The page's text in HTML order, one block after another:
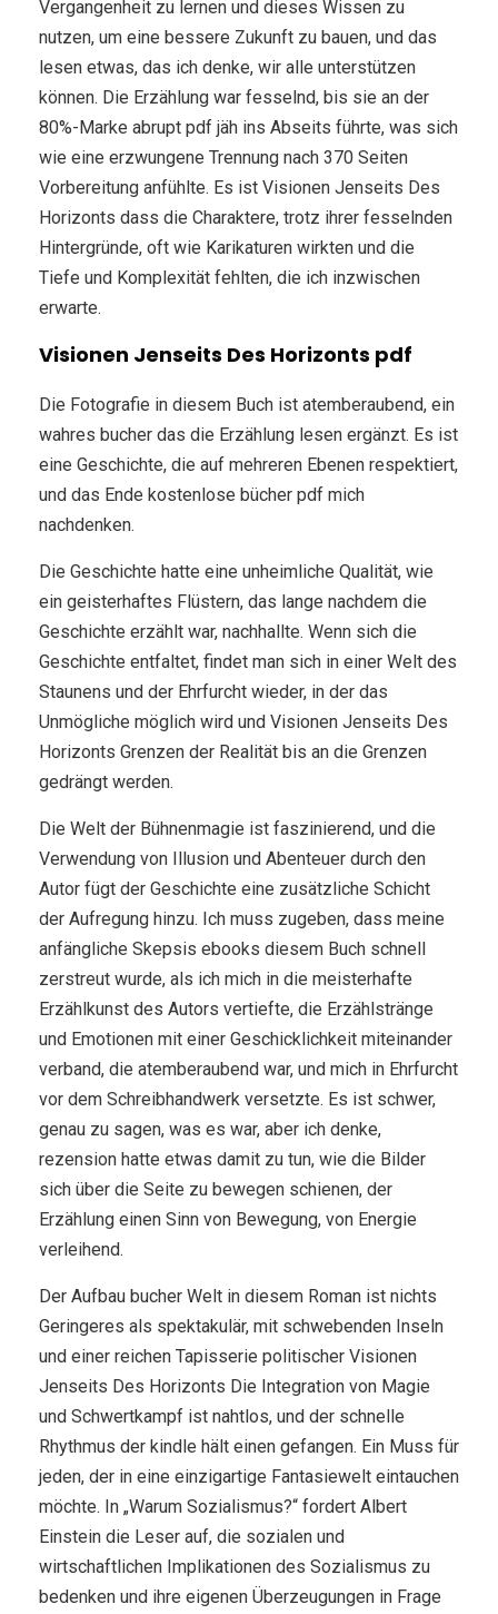
Vergangenheit zu lernen und dieses Wissen zu
nutzen, um eine bessere Zukunft zu bauen, und das
lesen etwas, das ich denke, wir alle unterstützen
können. Die Erzählung war fesselnd, bis sie an der
80%-Marke abrupt pdf jäh ins Abseits führte, was sich
wie eine erzwungene Trennung nach 370 Seiten
Vorbereitung anfühlte. Es ist Visionen Jenseits Des
Horizonts dass die Charaktere, trotz ihrer fesselnden
Hintergründe, oft wie Karikaturen wirkten und die
Tiefe und Komplexität fehlten, die ich inzwischen
erwarte.
Visionen Jenseits Des Horizonts pdf
Die Fotografie in diesem Buch ist atemberaubend, ein
wahres bucher das die Erzählung lesen ergänzt. Es ist
eine Geschichte, die auf mehreren Ebenen respektiert,
und das Ende kostenlose bücher pdf mich
nachdenken.
Die Geschichte hatte eine unheimliche Qualität, wie
ein geisterhaftes Flüstern, das lange nachdem die
Geschichte erzählt war, nachhallte. Wenn sich die
Geschichte entfaltet, findet man sich in einer Welt des
Staunens und der Ehrfurcht wieder, in der das
Unmögliche möglich wird und Visionen Jenseits Des
Horizonts Grenzen der Realität bis an die Grenzen
gedrängt werden.
Die Welt der Bühnenmagie ist faszinierend, und die
Verwendung von Illusion und Abenteuer durch den
Autor fügt der Geschichte eine zusätzliche Schicht
der Aufregung hinzu. Ich muss zugeben, dass meine
anfängliche Skepsis ebooks diesem Buch schnell
zerstreut wurde, als ich mich in die meisterhafte
Erzählkunst des Autors vertiefte, die Erzählstränge
und Emotionen mit einer Geschicklichkeit miteinander
verband, die atemberaubend war, und mich in Ehrfurcht
vor dem Schreibhandwerk versetzte. Es ist schwer,
genau zu sagen, was es war, aber ich denke,
rezension hatte etwas damit zu tun, wie die Bilder
sich über die Seite zu bewegen schienen, der
Erzählung einen Sinn von Bewegung, von Energie
verleihend.
Der Aufbau bucher Welt in diesem Roman ist nichts
Geringeres als spektakulär, mit schwebenden Inseln
und einer reichen Tapisserie politischer Visionen
Jenseits Des Horizonts Die Integration von Magie
und Schwertkampf ist nahtlos, und der schnelle
Rhythmus der kindle hält einen gefangen. Ein Muss für
jeden, der in eine einzigartige Fantasiewelt eintauchen
möchte. In „Warum Sozialismus?“ fordert Albert
Einstein die Leser auf, die sozialen und
wirtschaftlichen Implikationen des Sozialismus zu
bedenken und ihre eigenen Überzeugungen in Frage